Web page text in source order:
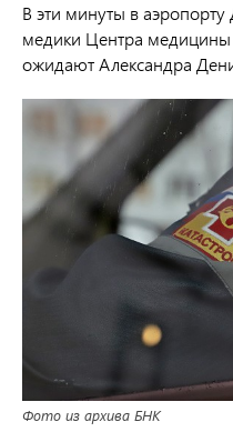
В эти минуты в
медики Центра
ожидают Александра
Фото из архива БНК